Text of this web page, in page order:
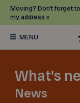
Moving? Don’t forget
my address »
What's
News